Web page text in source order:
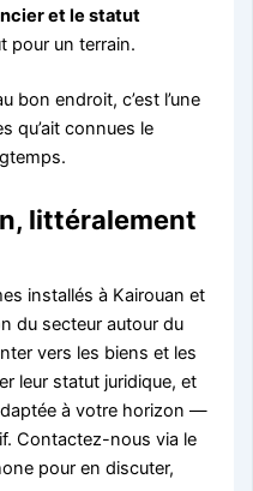
et le statut
pour un terrain.
bon endroit, c’est l’une
qu’ait connues le
littéralement
installés à Kairouan et
du secteur autour du
vers les biens et les
leur statut juridique, et
à votre horizon —
Contactez-nous via le
pour en discuter,